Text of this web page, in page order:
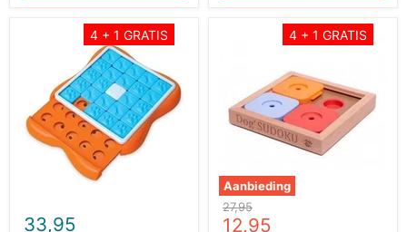
4 + 1 GRATIS
Oranje
Blauw
33,95
4 + 1 GRATIS
Aanbieding
Sudoku
Medium
Basic
Color
Oorspronkelijke
prijs
27,95
Huidige
12,95